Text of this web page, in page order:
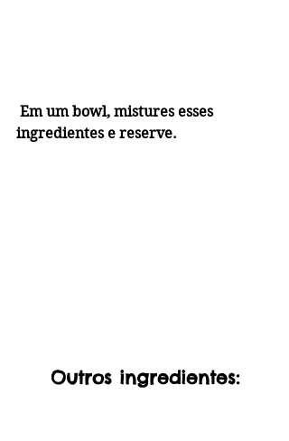
ingredientes e reserve.
Outros ingredientes: